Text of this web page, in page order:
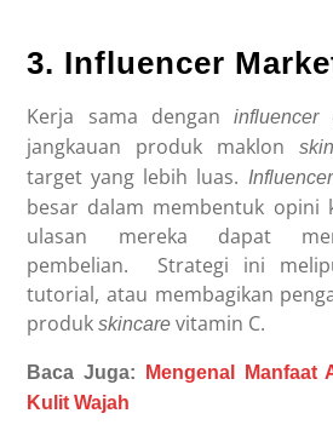
3. Influencer
Kerja sama denganinfluencer
jangkauan produk maklon
target yang lebih luas. Influencer
besar dalam membentuk opini
ulasan mereka dapat
pembelian. Strategi ini
tutorial, atau membagikan
produkskincare vitamin C.
Baca Juga:
Mengenal Manfaat
Kulit Wajah